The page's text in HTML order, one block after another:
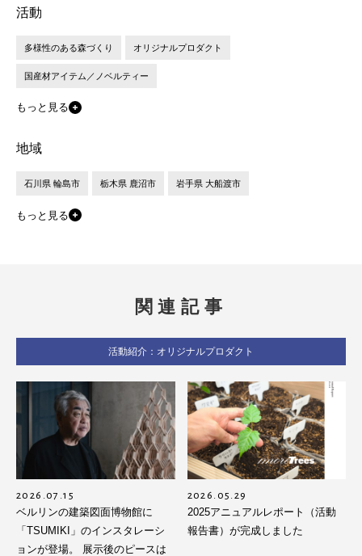
活動
多様性のある森づくり オリジナルプロダクト
国産材アイテム／ノベルティー
もっと見る
地域
石川県 輪島市 栃木県 鹿沼市 岩手県 大船渡市
もっと見る
関連記事
活動紹介：オリジナルプロダクト
2026.07.15
ベルリンの建築図面博物館に
「TSUMIKI」のインスタレーシ
ョンが登場。 展示後のピースは
2026.05.29
2025アニュアルレポート（活動
報告書）が完成しました